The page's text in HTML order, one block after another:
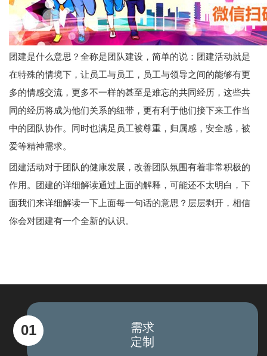
团建是什么意思？全称是团队建设，简单的说：团建活动就是
在特殊的情境下，让员工与员工，员工与领导之间的能够有更
多的情感交流，更多不一样的甚至是难忘的共同经历，这些共
同的经历将成为他们关系的纽带，更有利于他们接下来工作当
中的团队协作。同时也满足员工被尊重，归属感，安全感，被
爱等精神需求。
团建活动对于团队的健康发展，改善团队氛围有着非常积极的
作用。团建的详细解读通过上面的解释，可能还不太明白，下
面我们来详细解读一下上面每一句话的意思？层层剥开，相信
你会对团建有一个全新的认识。
01
需求
定制